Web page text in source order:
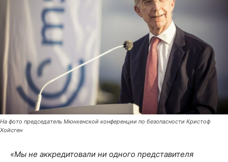
На фото председатель Мюнхенской конференции по безопасности Кристоф
Хойсген
«Мы не аккредитовали ни одного представителя